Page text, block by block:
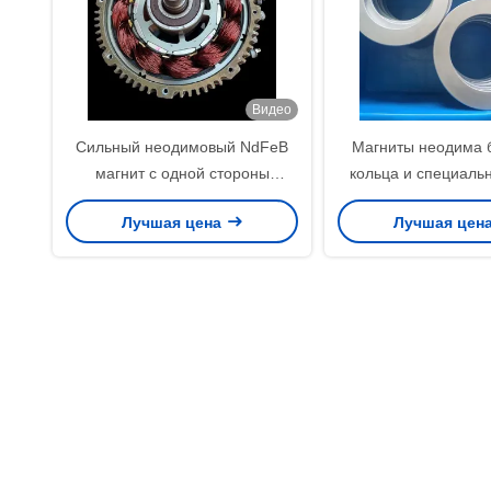
Видео
Сильный неодимовый NdFeB
магнит с одной стороны
плоский с одной стороны
изогнутый для 60V 6000W
Лучшая цена
Магниты неодима
кольца и
для
Лучшая